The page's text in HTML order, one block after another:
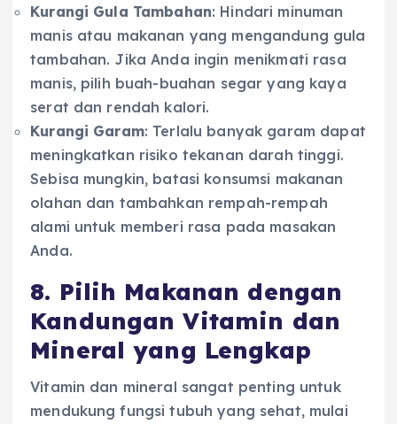
Kurangi Gula Tambahan: Hindari minuman
manis atau makanan yang mengandung gula
tambahan. Jika Anda ingin menikmati rasa
manis, pilih buah-buahan segar yang kaya
serat dan rendah kalori.
Kurangi Garam: Terlalu banyak garam dapat
meningkatkan risiko tekanan darah tinggi.
Sebisa mungkin, batasi konsumsi makanan
olahan dan tambahkan rempah-rempah
alami untuk memberi rasa pada masakan
Anda.
8. Pilih Makanan dengan
Kandungan Vitamin dan
Mineral yang Lengkap
Vitamin dan mineral sangat penting untuk
mendukung fungsi tubuh yang sehat, mulai